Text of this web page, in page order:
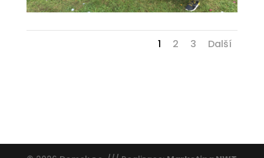
1 2 3 Další